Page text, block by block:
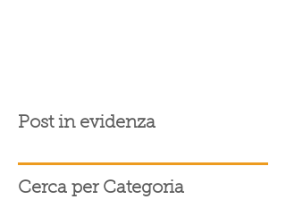
Post in evidenza
Cerca per Categoria